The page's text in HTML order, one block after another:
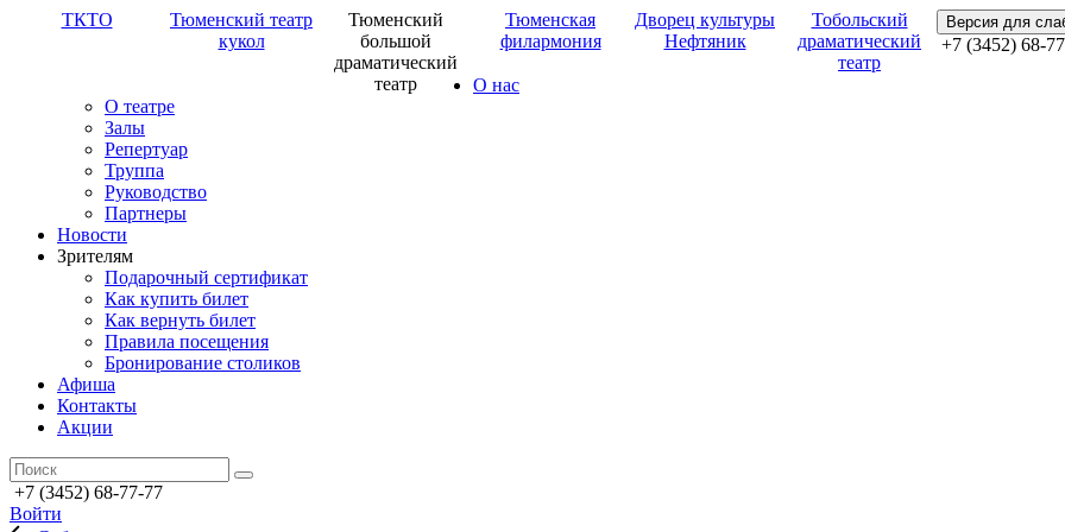
ТКТО
Тюменский театр
кукол
Тюменский
большой
драматический
театр
Тюменская
филармония
Дворец культуры
Нефтяник
Тобольский
драматический
театр
Версия для
+7 (3452) 68-
О нас
О театре
Залы
Репертуар
Труппа
Руководство
Партнеры
Новости
Зрителям
Подарочный сертификат
Как купить билет
Как вернуть билет
Правила посещения
Бронирование столиков
Афиша
Контакты
Акции
+7 (3452) 68-77-77
Войти